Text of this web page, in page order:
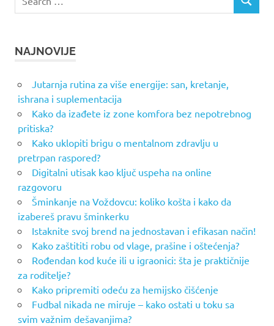
for:
SEARCH
NAJNOVIJE
Jutarnja rutina za više energije: san, kretanje,
ishrana i suplementacija
Kako da izađete iz zone komfora bez nepotrebnog
pritiska?
Kako uklopiti brigu o mentalnom zdravlju u
pretrpan raspored?
Digitalni utisak kao ključ uspeha na online
razgovoru
Šminkanje na Voždovcu: koliko košta i kako da
izabereš pravu šminkerku
Istaknite svoj brend na jednostavan i efikasan način!
Kako zaštititi robu od vlage, prašine i oštećenja?
Rođendan kod kuće ili u igraonici: šta je praktičnije
za roditelje?
Kako pripremiti odeću za hemijsko čišćenje
Fudbal nikada ne miruje – kako ostati u toku sa
svim važnim dešavanjima?